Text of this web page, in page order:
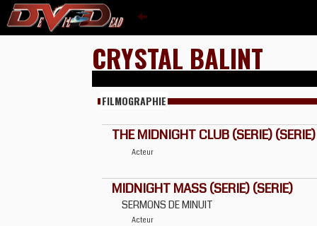
CRYSTAL BALINT
FILMOGRAPHIE
THE MIDNIGHT CLUB (SERIE) (SERIE)
Acteur
MIDNIGHT MASS (SERIE) (SERIE)
SERMONS DE MINUIT
Acteur